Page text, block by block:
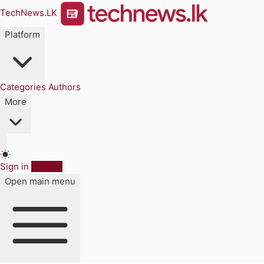
TechNews.LK
Platform
Categories Authors
More
Sign in
Open main menu